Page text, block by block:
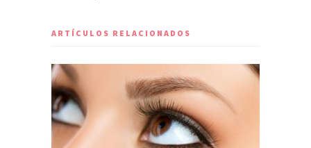
ARTÍCULOS RELACIONADOS